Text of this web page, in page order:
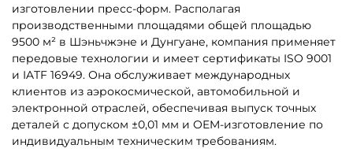
изготовлении пресс-форм. Располагая
производственными площадями общей площадью
9500 м² в Шэньчжэне и Дунгуане, компания применяет
передовые технологии и имеет сертификаты ISO 9001
и IATF 16949. Она обслуживает международных
клиентов из аэрокосмической, автомобильной и
электронной отраслей, обеспечивая выпуск точных
деталей с допуском ±0,01 мм и OEM-изготовление по
индивидуальным техническим требованиям.